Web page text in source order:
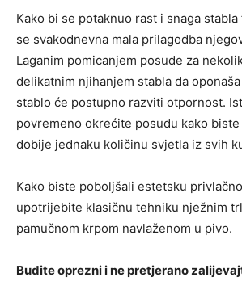
Kako bi se potaknuo rast i snaga
se svakodnevna mala prilagodba
Laganim pomicanjem posude za
delikatnim njihanjem stabla da
stablo će postupno razviti otpornost.
povremeno okrećite posudu kako
dobije jednaku količinu svjetla iz svih
Kako biste poboljšali estetsku
upotrijebite klasičnu tehniku ​​nježnim
pamučnom krpom navlaženom u pivo.
Budite oprezni i ne pretjerano